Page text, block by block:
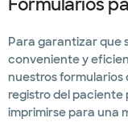
Formularios
Para garantizar que
conveniente y
nuestros formularios
registro del
imprimirse para una